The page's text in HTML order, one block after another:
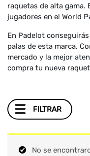
raquetas de alta
jugadores en el World
En Padelot
palas de esta marca.
mercado y la mejor
compra tu nueva
FILTRAR
No se